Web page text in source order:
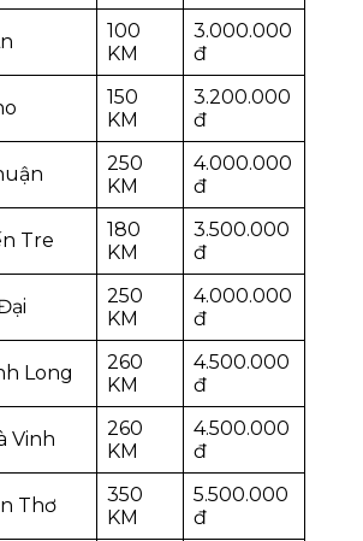
100
KM
3.000.000
đ
150
KM
3.200.000
đ
250
KM
4.000.000
đ
Tre
180
KM
3.500.000
đ
250
KM
4.000.000
đ
Long
260
KM
4.500.000
đ
Vinh
260
KM
4.500.000
đ
Thơ
350
KM
5.500.000
đ